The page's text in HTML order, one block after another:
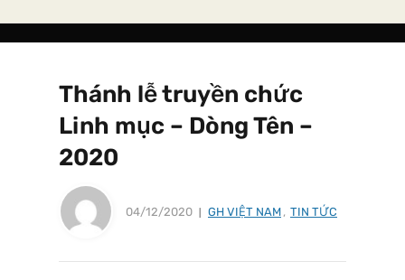
Thánh lễ truyền chức
Linh mục – Dòng Tên –
2020
04/12/2020 GH VIỆT NAM , TIN TỨC